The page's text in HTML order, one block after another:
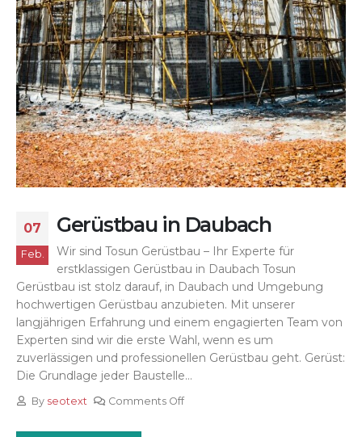
07
Feb.
Gerüstbau in Daubach
Wir sind Tosun Gerüstbau – Ihr Experte für
erstklassigen Gerüstbau in Daubach Tosun
Gerüstbau ist stolz darauf, in Daubach und Umgebung
hochwertigen Gerüstbau anzubieten. Mit unserer
langjährigen Erfahrung und einem engagierten Team von
Experten sind wir die erste Wahl, wenn es um
zuverlässigen und professionellen Gerüstbau geht. Gerüst:
Die Grundlage jeder Baustelle...
By seotext Comments Off